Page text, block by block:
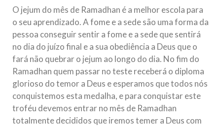
O jejum do mês de Ramadhan é a melhor escola para
o seu aprendizado. A fome e a sede são uma forma da
pessoa conseguir sentir a fome e a sede que sentirá
no dia do juízo final e a sua obediência a Deus que o
fará não quebrar o jejum ao longo do dia. No fim do
Ramadhan quem passar no teste receberá o diploma
glorioso do temor a Deus e esperamos que todos nós
conquistemos esta medalha, e para conquistar este
troféu devemos entrar no mês de Ramadhan
totalmente decididos que iremos temer a Deus com